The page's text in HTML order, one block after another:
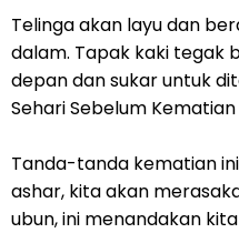
Telinga akan layu dan
dalam. Tapak kaki tegak
depan dan sukar untuk
Sehari Sebelum Kematian
Tanda-tanda kematian
ashar, kita akan
ubun, ini menandakan